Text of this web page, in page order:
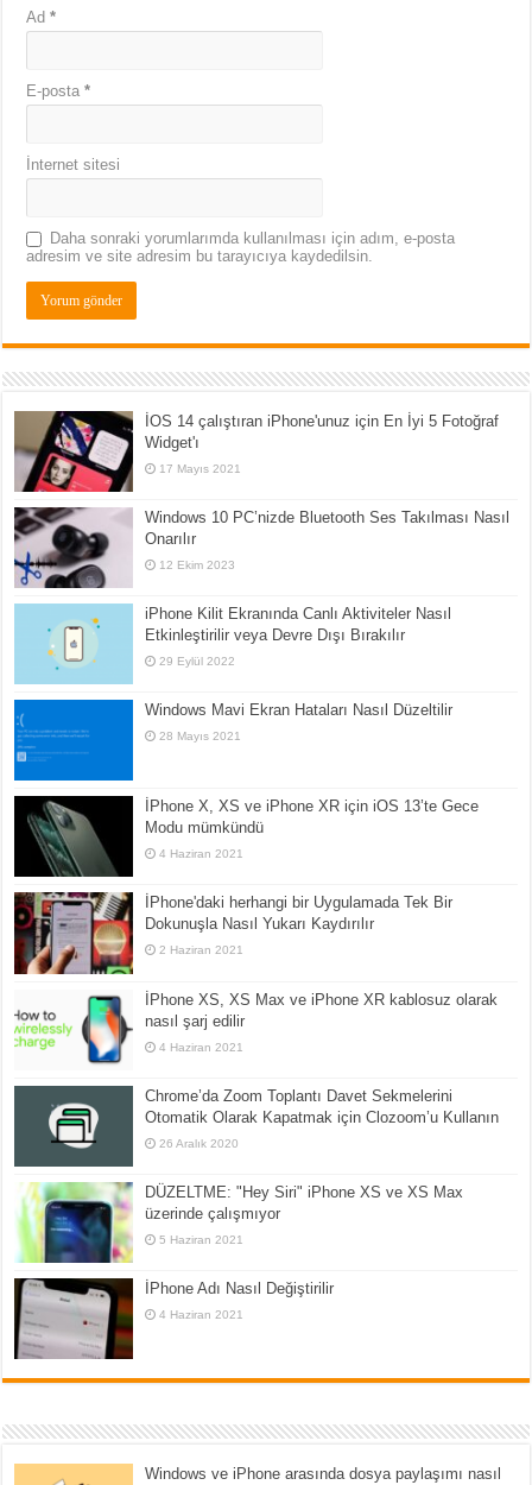
Ad*
E-posta*
İnternet sitesi
Daha sonraki yorumlarımda kullanılması için adım, e-posta
adresim ve site adresim bu tarayıcıya kaydedilsin.
İOS 14 çalıştıran iPhone'unuz için En İyi 5 Fotoğraf
Widget'ı
17 Mayıs 2021
Windows 10 PC’nizde Bluetooth Ses Takılması Nasıl
Onarılır
12 Ekim 2023
iPhone Kilit Ekranında Canlı Aktiviteler Nasıl
Etkinleştirilir veya Devre Dışı Bırakılır
29 Eylül 2022
Windows Mavi Ekran Hataları Nasıl Düzeltilir
28 Mayıs 2021
İPhone X, XS ve iPhone XR için iOS 13’te Gece
Modu mümkündü
4 Haziran 2021
İPhone'daki herhangi bir Uygulamada Tek Bir
Dokunuşla Nasıl Yukarı Kaydırılır
2 Haziran 2021
İPhone XS, XS Max ve iPhone XR kablosuz olarak
nasıl şarj edilir
4 Haziran 2021
Chrome’da Zoom Toplantı Davet Sekmelerini
Otomatik Olarak Kapatmak için Clozoom’u Kullanın
26 Aralık 2020
DÜZELTME: "Hey Siri" iPhone XS ve XS Max
üzerinde çalışmıyor
5 Haziran 2021
İPhone Adı Nasıl Değiştirilir
4 Haziran 2021
Windows ve iPhone arasında dosya paylaşımı nasıl